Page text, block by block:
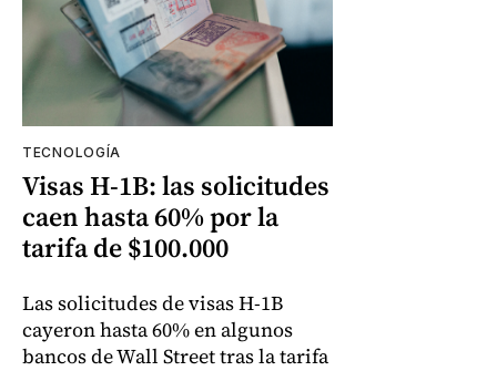
TECNOLOGÍA
Visas H-1B: las solicitudes
caen hasta 60% por la
tarifa de $100.000
Las solicitudes de visas H-1B
cayeron hasta 60% en algunos
bancos de Wall Street tras la tarifa